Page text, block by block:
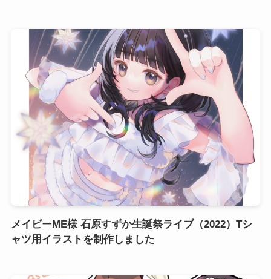
メイビーME様 石原すずか生誕祭ライブ（2022）Tシ
ャツ用イラストを制作しました